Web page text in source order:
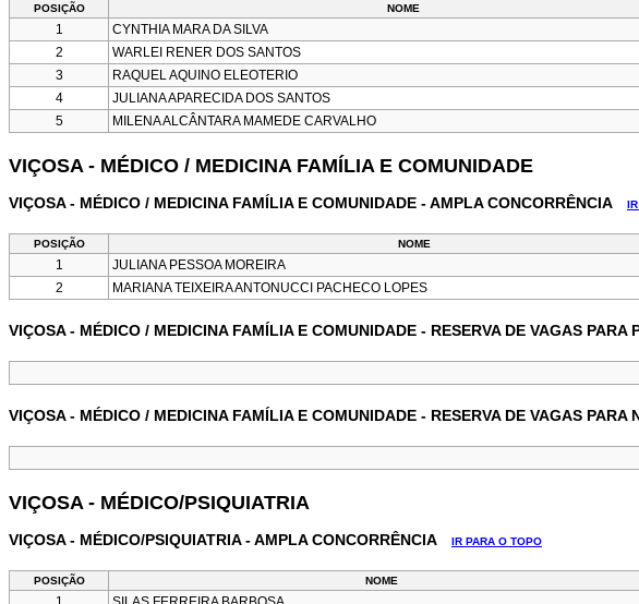
POSIÇÃO NOME
1 CYNTHIA MARA DA SILVA
2
WARLEI RENER DOS SANTOS
3
RAQUEL AQUINO ELEOTERIO
4
JULIANA APARECIDA DOS SANTOS
5
MILENA ALCÂNTARA MAMEDE CARVALHO
VIÇOSA - MÉDICO / MEDICINA FAMÍLIA E COMUNIDADE
VIÇOSA - MÉDICO / MEDICINA FAMÍLIA E COMUNIDADE - AMPLA CONCORRÊNCIA
POSIÇÃO NOME
1 JULIANA PESSOA MOREIRA
2
MARIANA TEIXEIRA ANTONUCCI PACHECO LOPES
VIÇOSA - MÉDICO / MEDICINA FAMÍLIA E COMUNIDADE - RESERVA DE VAGAS PARA
VIÇOSA - MÉDICO / MEDICINA FAMÍLIA E COMUNIDADE - RESERVA DE VAGAS PARA
VIÇOSA - MÉDICO/PSIQUIATRIA
VIÇOSA - MÉDICO/PSIQUIATRIA - AMPLA CONCORRÊNCIA IR PARA O TOPO
POSIÇÃO NOME